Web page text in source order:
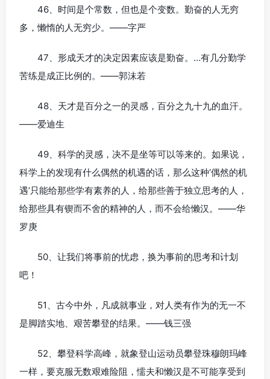
46、时间是个常数，但也是个变数。勤奋的人无穷
多，懒惰的人无穷少。——字严
47、形成天才的决定因素应该是勤奋。…有几分勤学
苦练是成正比例的。——郭沫若
48、天才是百分之一的灵感，百分之九十九的血汗。
——爱迪生
49、科学的灵感，决不是坐等可以等来的。如果说，
科学上的发现有什么偶然的机遇的话，那么这种‘偶然的机
遇’只能给那些学有素养的人，给那些善于独立思考的人，
给那些具有锲而不舍的精神的人，而不会给懒汉。——华
罗庚
50、让我们将事前的忧虑，换为事前的思考和计划
吧！
51、古今中外，凡成就事业，对人类有作为的无一不
是脚踏实地、艰苦攀登的结果。——钱三强
52、攀登科学高峰，就象登山运动员攀登珠穆朗玛峰
一样，要克服无数艰难险阻，懦夫和懒汉是不可能享受到